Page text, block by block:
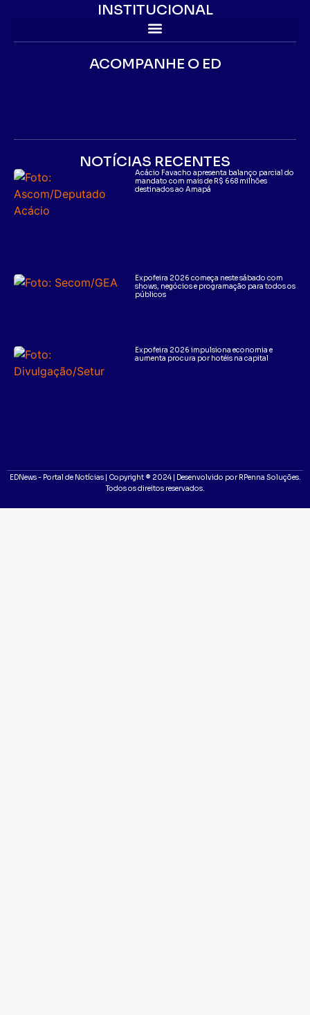
INSTITUCIONAL
ACOMPANHE O ED
NOTÍCIAS RECENTES
Acácio Favacho apresenta balanço parcial do
mandato com mais de R$ 668 milhões
destinados ao Amapá
Expofeira 2026 começa neste sábado com
shows, negócios e programação para todos os
públicos
Expofeira 2026 impulsiona economia e
aumenta procura por hotéis na capital
EDNews - Portal de Notícias | Copyright ® 2024 | Desenvolvido por RPenna Soluções.
Todos os direitos reservados.